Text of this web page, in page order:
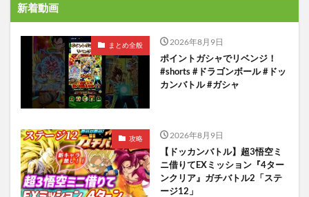
新着動画
まとめ全般 2026年8月9日
ポイントガシャでリベンジ！
#shorts #ドラゴンボール #ドッ
カンバトル #ガシャ
攻略 2026年8月9日
【ドッカンバトル】超3悟空ミ
ニ借りてEXミッション『4ター
ンクリア』ガチバトル2「ステ
ージ12」